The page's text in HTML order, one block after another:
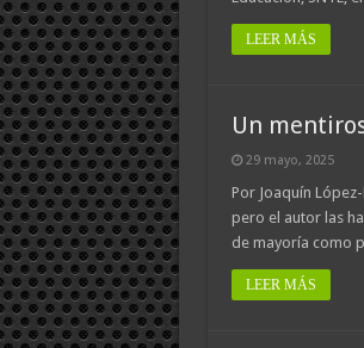
LEER MÁS
Un
29 mayo, 2025
Por Joaquín
pero el autor las
de mayoría como
LEER MÁS